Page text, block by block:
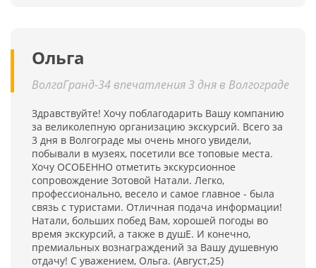
Ольга
ВолгаГранд-34 впечатления 3 дня в Волгограде
Здравствуйте! Хочу поблагодарить Вашу компанию
за великолепную организацию экскурсий. Всего за
3 дня в Волгограде мы очень много увидели,
побывали в музеях, посетили все топовые места.
Хочу ОСОБЕННО отметить экскурсионное
сопровождение Зотовой Натали. Легко,
профессионально, весело и самое главное - была
связь с туристами. Отличная подача информации!
Натали, больших побед Вам, хорошей погоды во
время экскурсий, а также в душЕ. И конечно,
премиальных вознаграждений за Вашу душевную
отдачу! С уважением, Ольга. (Август,25)